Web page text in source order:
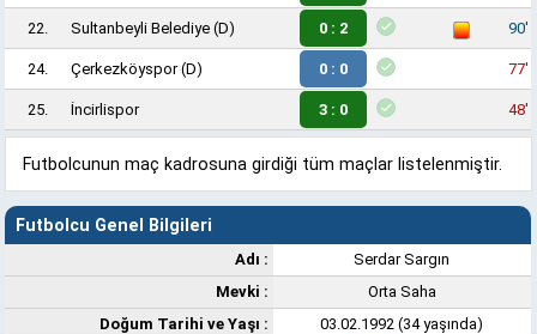
22. Sultanbeyli Belediye (D) 0 : 2 90'
24. Çerkezköyspor(D) 0 : 0 77'
25. İncirlispor 3 : 0 48'
Futbolcunun maç kadrosuna girdiği tüm maçlar listelenmiştir.
Futbolcu Genel Bilgileri
Adı :
Serdar Sargın
Mevki :
Orta Saha
Doğum Tarihi ve Yaşı :
03.02.1992 (34 yaşında)